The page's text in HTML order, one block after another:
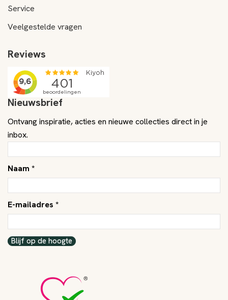
Service
Veelgestelde vragen
Reviews
Nieuwsbrief
Ontvang inspiratie, acties en nieuwe collecties direct in je
inbox.
Naam *
E-mailadres *
Blijf op de hoogte